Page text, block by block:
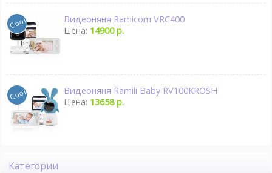
Видеоняня Ramicom VRC400
Цена: 14900 р.
Видеоняня Ramili Baby RV100KROSH
Цена: 13658 р.
Категории